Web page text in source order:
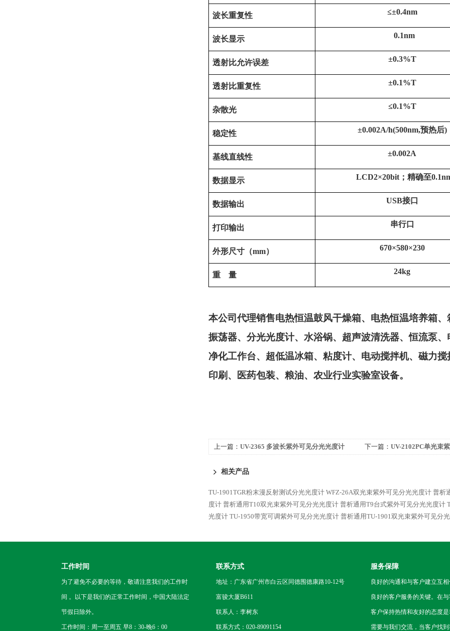
波长重复性 ≤±0.4nm
波长显示 0.1nm
透射比允许误差 ±0.3%T
透射比重复性 ±0.1%T
杂散光 ≤0.1%T
稳定性 ±0.002A/h(500nm,预热后)
基线直线性 ±0.002A
数据显示 LCD2×20bit；精确至
数据输出 USB接口
打印输出 串行口
外形尺寸（mm） 670×580×230
重 量 24kg
本公司代理销售电热恒温鼓风干燥箱、电热恒温培养箱
振荡器、分光光度计、水浴锅、超声波清洗器、恒流泵
净化工作台、超低温冰箱、粘度计、电动搅拌机、磁力
印刷、医药包装、粮油、农业行业实验室设备。
上一篇： UV-2365 多波长紫外可见分光光度计 下一篇： UV-2102PC单光束
相关产品
TU-1901TGR粉末漫反射测试分光光度计 WFZ-26A双光束紫外可见分光光度计 普析
度计 普析通用T10双光束紫外可见分光光度计 普析通用T9台式紫外可见分光光度计
光度计 TU-1950带宽可调紫外可见分光光度计 普析通用TU-1901双光束紫外可见分
工作时间
为了避免不必要的等待，敬请注意我们的工作时
间 。以下是我们的正常工作时间，中国大陆法定
节假日除外。
工作时间：周一至周五 早8：30-晚6：00
联系方式
地址：广东省广州市白云区同德围德康路10-12号
富骏大厦B611
联系人：李树东
联系方式：020-89091154
服务保障
良好的沟通和与客户建立互
良好的客户服务的关键。在
客户保持热情和友好的态度
需要与我们交流，当客户找